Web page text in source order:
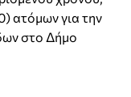
ατόμων για την
στο Δήμο